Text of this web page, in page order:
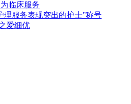
临床服务
理服务表现突出的护士”称号
爱细优